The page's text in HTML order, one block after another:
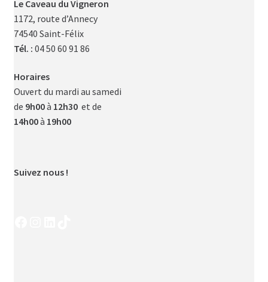
Le Caveau du Vigneron
1172, route d’Annecy
74540 Saint-Félix
Tél. : 04 50 60 91 86
Horaires
Ouvert du mardi au samedi
de 9h00à 12h30 et de
14h00à 19h00
Suivez nous !